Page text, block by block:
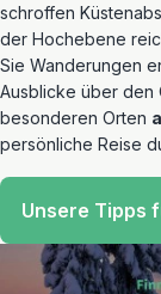
schroffen
der Hochebene
Sie Wanderungen
Ausblicke über den
besonderen Orten
persönliche Reise
Unsere Tipps